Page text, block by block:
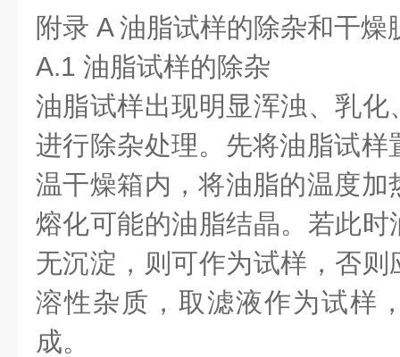
附录 A 油脂试样的除杂和干燥
A.1 油脂试样的除杂
油脂试样出现明显浑浊、乳
进行除杂处理。先将油脂试
温干燥箱内，将油脂的温度
熔化可能的油脂结晶。若此
无沉淀，则可作为试样，否
溶性杂质，取滤液作为试样
成。